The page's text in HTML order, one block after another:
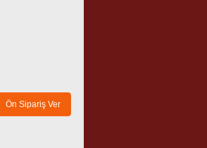
Ön Sipariş Ver